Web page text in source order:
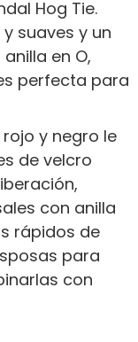
Hog Tie.
suaves y un
en O,
perfecta para
y negro le
de velcro
con anilla
rápidos de
para
con